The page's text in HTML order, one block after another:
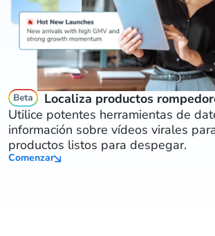
Localiza productos
Utilice potentes herramientas de
información sobre vídeos virales
productos listos para despegar.
Comenzar